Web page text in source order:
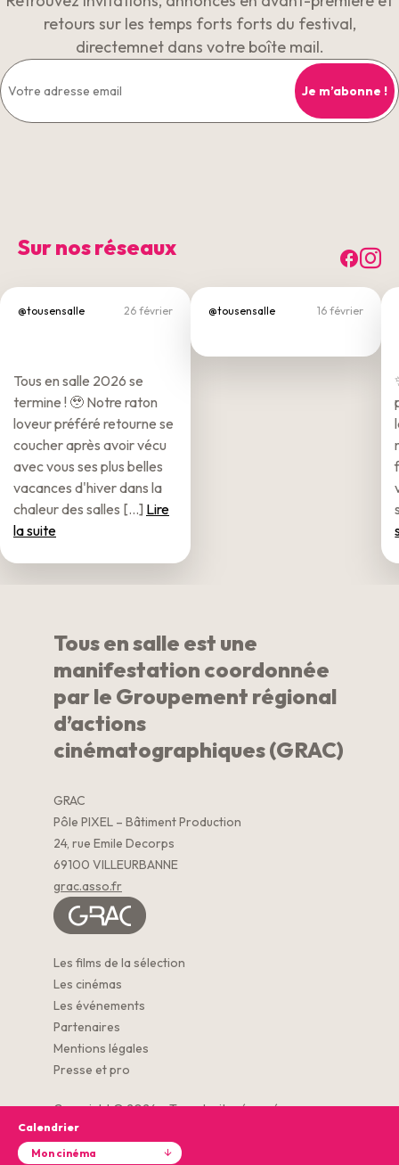
Calendrier
retours sur les temps forts forts du festival,
directemnet dans votre boîte mail.
Sur nos réseaux
@tousensalle 26 février
Tous en salle 2026 se
termine ! 🥹 Notre raton
loveur préféré retourne se
coucher après avoir vécu
avec vous ses plus belles
vacances d'hiver dans la
chaleur des salles [...] Lire
la suite
@tousensalle 16 février
Tous en salle est une
manifestation coordonnée
par le Groupement régional
d’actions
cinématographiques (GRAC)
GRAC
Pôle PIXEL – Bâtiment Production
24, rue Emile Decorps
69100 VILLEURBANNE
grac.asso.fr
Les films de la sélection
Les cinémas
Les événements
Partenaires
Mentions légales
Presse et pro
Copyright © 2026 – Tous droits réservés.